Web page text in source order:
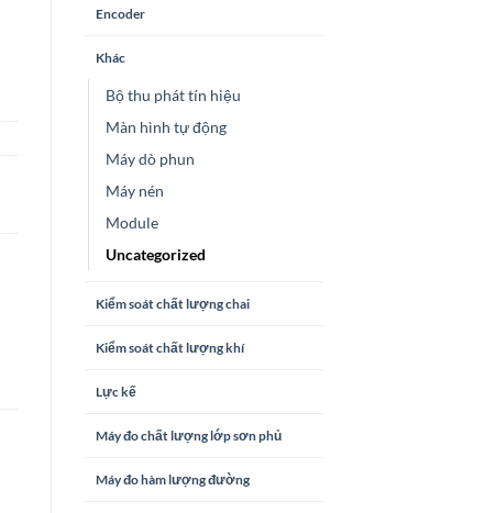
Encoder
Khác
Bộ thu phát tín hiệu
Màn hình tự động
Máy dò phun
Máy nén
Module
Uncategorized
Kiểm soát chất lượng chai
Kiểm soát chất lượng khí
Lực kế
Máy đo chất lượng lớp sơn phủ
Máy đo hàm lượng đường